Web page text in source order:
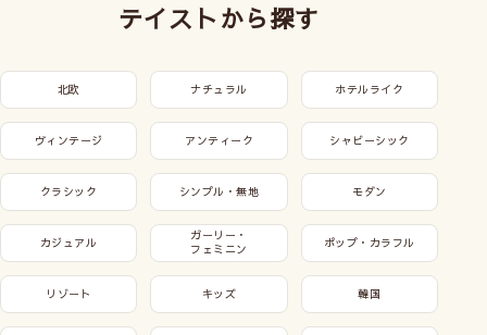
テイストから探す
北欧 ナチュラル ホテルライク
ヴィンテージ アンティーク シャビーシック
クラシック シンプル・無地 モダン
カジュアル
ガーリー・
フェミニン
ポップ・カラフル
リゾート キッズ 韓国